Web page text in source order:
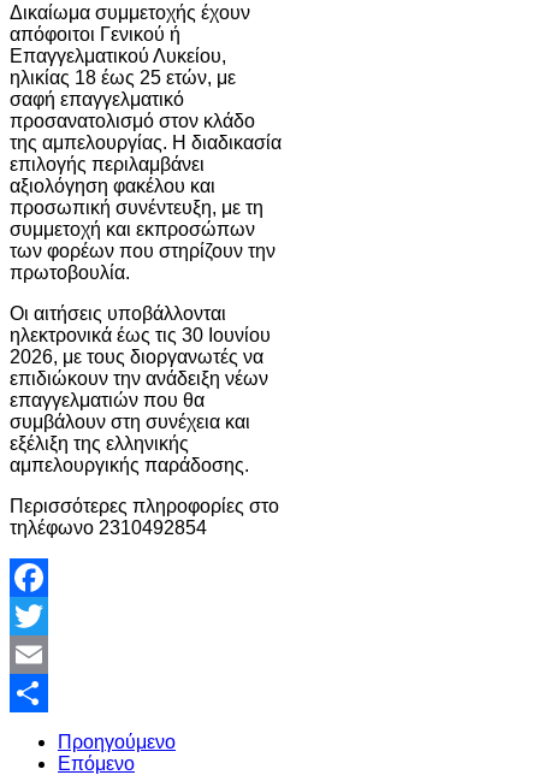
Δικαίωμα συμμετοχής έχουν
απόφοιτοι Γενικού ή
Επαγγελματικού Λυκείου,
ηλικίας 18 έως 25 ετών, με
σαφή επαγγελματικό
προσανατολισμό στον κλάδο
της αμπελουργίας. Η διαδικασία
επιλογής περιλαμβάνει
αξιολόγηση φακέλου και
προσωπική συνέντευξη, με τη
συμμετοχή και εκπροσώπων
των φορέων που στηρίζουν την
πρωτοβουλία.
Οι αιτήσεις υποβάλλονται
ηλεκτρονικά έως τις 30 Ιουνίου
2026, με τους διοργανωτές να
επιδιώκουν την ανάδειξη νέων
επαγγελματιών που θα
συμβάλουν στη συνέχεια και
εξέλιξη της ελληνικής
αμπελουργικής παράδοσης.
Περισσότερες πληροφορίες στο
τηλέφωνο 2310492854
Facebook
Twitter
Email
Share
Προηγούμενο
Επόμενο